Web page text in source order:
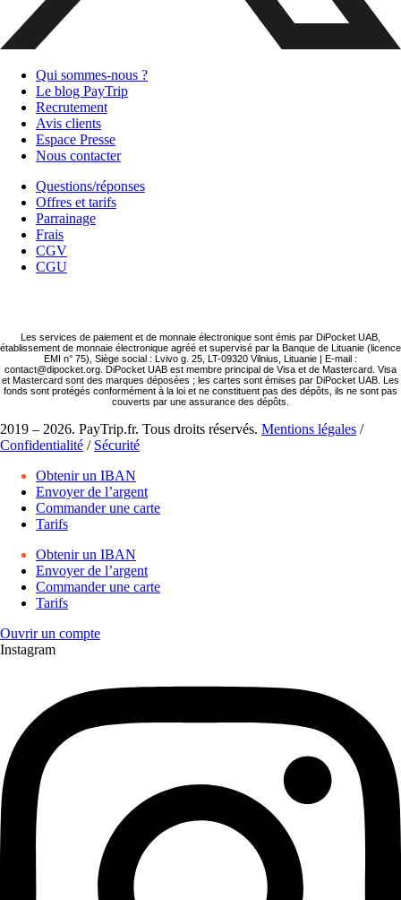
Qui sommes-nous ?
Le blog PayTrip
Recrutement
Avis clients
Espace Presse
Nous contacter
Questions/réponses
Offres et tarifs
Parrainage
Frais
CGV
CGU
Les services de paiement et de monnaie électronique sont émis par DiPocket UAB,
établissement de monnaie électronique agréé et supervisé par la Banque de Lituanie (licence
EMI n° 75), Siège social : Lvivo g. 25, LT-09320 Vilnius, Lituanie | E-mail :
contact@dipocket.org. DiPocket UAB est membre principal de Visa et de Mastercard. Visa
et Mastercard sont des marques déposées ; les cartes sont émises par DiPocket UAB. Les
fonds sont protégés conformément à la loi et ne constituent pas des dépôts, ils ne sont pas
couverts par une assurance des dépôts.
2019 – 2026. PayTrip.fr. Tous droits réservés. Mentions légales /
Confidentialité / Sécurité
Obtenir un IBAN
Envoyer de l’argent
Commander une carte
Tarifs
Obtenir un IBAN
Envoyer de l’argent
Commander une carte
Tarifs
Ouvrir un compte
Instagram